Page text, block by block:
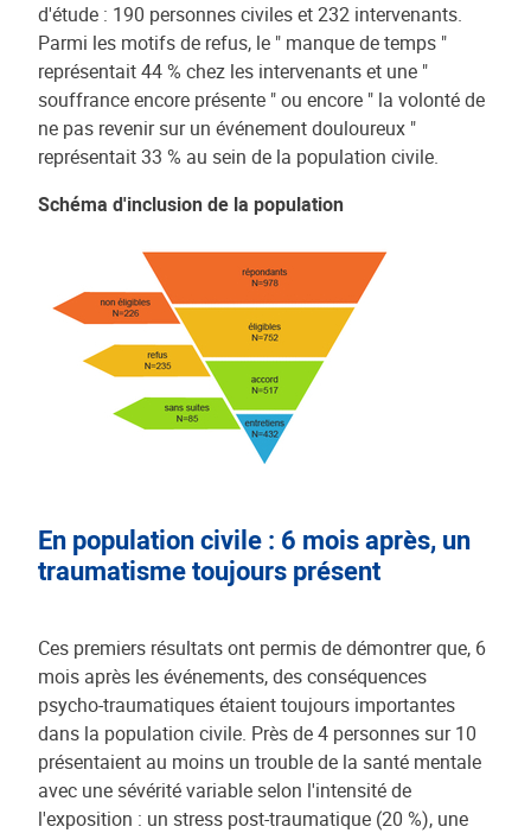
d'étude : 190 personnes civiles et 232 intervenants.
Parmi les motifs de refus, le " manque de temps "
représentait 44 % chez les intervenants et une "
souffrance encore présente " ou encore " la volonté de
ne pas revenir sur un événement douloureux "
représentait 33 % au sein de la population civile.
Schéma d'inclusion de la population
En population civile : 6 mois après, un
traumatisme toujours présent
Ces premiers résultats ont permis de démontrer que, 6
mois après les événements, des conséquences
psycho-traumatiques étaient toujours importantes
dans la population civile. Près de 4 personnes sur 10
présentaient au moins un trouble de la santé mentale
avec une sévérité variable selon l'intensité de
l'exposition : un stress post-traumatique (20 %), une